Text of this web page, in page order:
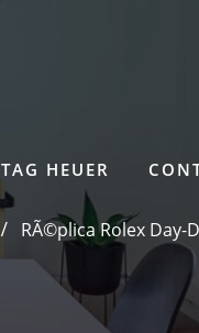
TAG HEUER
RÃ©plica Rolex Day-